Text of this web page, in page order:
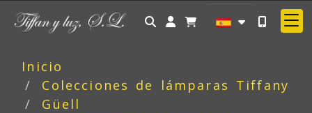
Identifícate
Inicio
Colecciones de lámparas Tiffany
Güell